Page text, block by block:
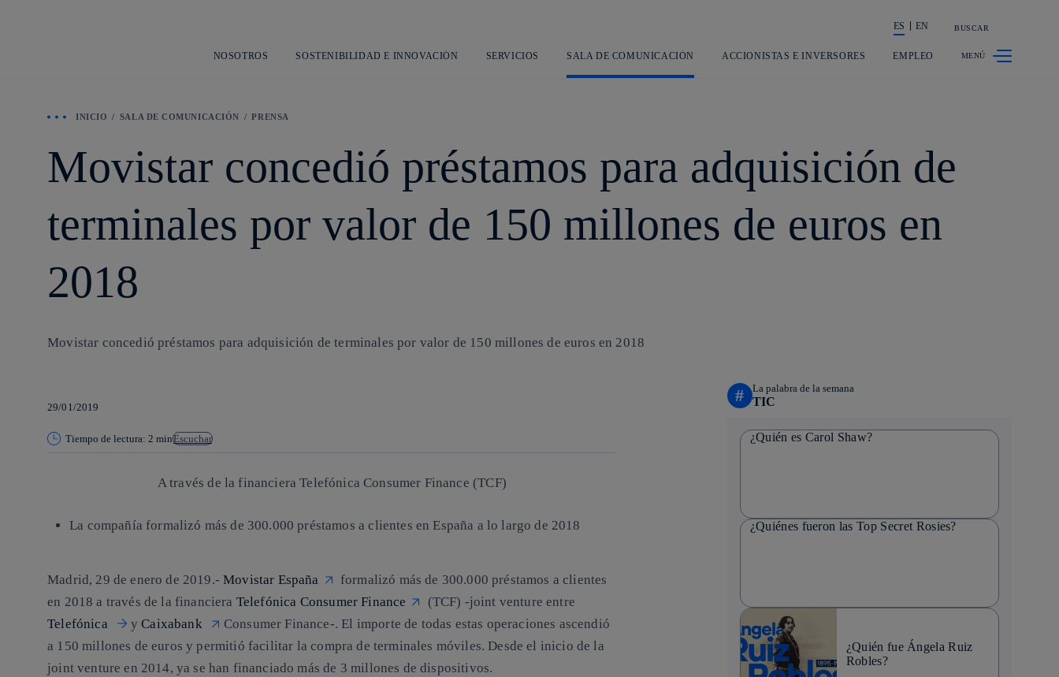
principal
La acción en accionistas e inversores
ES EN BUSCAR
NOSOTROS SOSTENIBILIDAD E INNOVACIÓN SERVICIOS SALA DE COMUNICACIÓN ACCIONISTAS E INVERSORES EMPLEO
INICIO SALA DE COMUNICACIÓN PRENSA
Movistar concedió préstamos para adquisición de
terminales por valor de 150 millones de euros en
2018
Movistar concedió préstamos para adquisición de terminales por valor de 150 millones de euros en 2018
29/01/2019
Tiempo de lectura: 2 minEscuchar
A través de la financiera Telefónica Consumer Finance (TCF)
La compañía formalizó más de 300.000 préstamos a clientes en España a lo largo de 2018
Madrid, 29 de enero de 2019.- Movistar España
formalizó más de 300.000 préstamos a clientes
en 2018 a través de la financiera Telefónica Consumer Finance
(TCF) -joint venture entre
Telefónica
yCaixabank
Consumer Finance-. El importe de todas estas operaciones ascendió
a 150 millones de euros y permitió facilitar la compra de terminales móviles. Desde el inicio de la
joint venture en 2014, ya se han financiado más de 3 millones de dispositivos.
# La palabra de la semana
TIC
¿Quién es Carol Shaw?
¿Quiénes fueron las Top Secret Rosies?
¿Quién fue Ángela Ruiz
Robles?